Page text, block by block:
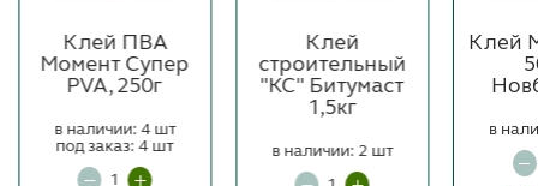
Клей ПВА
Момент Супер
PVA, 250г
в наличии: 4 шт
под заказ: 4 шт
Клей
строительный
"КС" Битумаст
1,5кг
в наличии: 2 шт
Клей
в